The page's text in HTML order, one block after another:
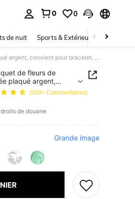
0 0
de nuit Sports & Extérieur Enfants
1 pièce Pendentif bouquet de fleurs de printemps en goutte d'huile colorée plaqué argent, convient pour bracelet, collier, fabrication de bijoux DIY, cadeau pour enseignant et la Saint-Valentin
de fleurs de
plaqué argent,
de bijoux DIY,
Valentin
(500+ Commentaires)
de douane
Grande image